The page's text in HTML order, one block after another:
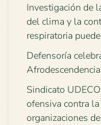
Investigación de
del clima y la
respiratoria
Defensoría
Afrodescendencia
Sindicato
ofensiva contra
organizaciones